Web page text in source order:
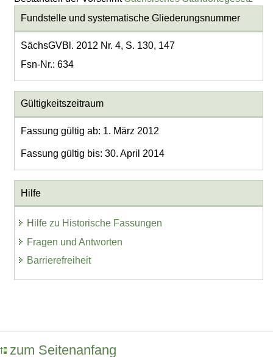
Fundstelle und systematische Gliederungsnummer
SächsGVBl. 2012 Nr. 4, S. 130, 147
Fsn-Nr.: 634
Gültigkeitszeitraum
Fassung gültig ab: 1. März 2012
Fassung gültig bis: 30. April 2014
Hilfe
Hilfe zu Historische Fassungen
Fragen und Antworten
Barrierefreiheit
zum Seitenanfang